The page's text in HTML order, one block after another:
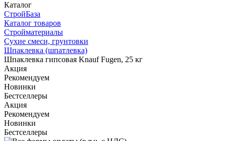
Каталог
СтройБаза
Каталог товаров
Стройматериалы
Сухие смеси, грунтовки
Шпаклевка (шпатлевка)
Шпаклевка гипсовая Knauf Fugen, 25 кг
Акция
Рекомендуем
Новинки
Бестселлеры
Акция
Рекомендуем
Новинки
Бестселлеры